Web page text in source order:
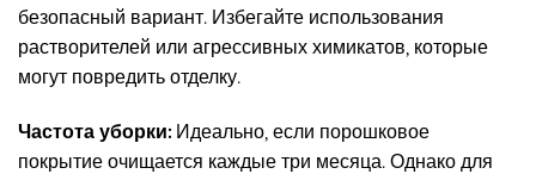
безопасный вариант. Избегайте использования
растворителей или агрессивных химикатов, которые
могут повредить отделку.
Частота уборки: Идеально, если порошковое
покрытие очищается каждые три месяца. Однако для